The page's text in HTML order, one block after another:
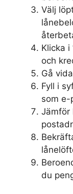
Välj
Klicka i
och
Gå
Fyll i
som e-
Jämför
du